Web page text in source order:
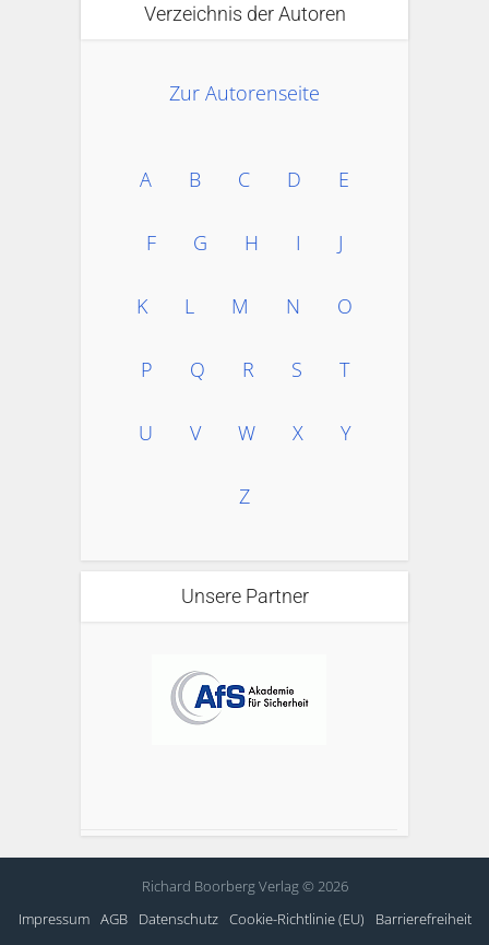
Verzeichnis der Autoren
Zur Autorenseite
A B C D E
F G H I J
K L M N O
P Q R S T
U V W X Y
Z
Unsere Partner
Richard Boorberg Verlag © 2026
Impressum AGB Datenschutz Cookie-Richtlinie (EU) Barrierefreiheit